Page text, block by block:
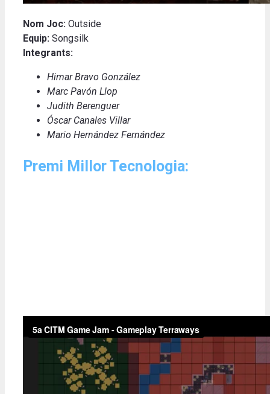
Nom Joc: Outside
Equip: Songsilk
Integrants:
Himar Bravo González
Marc Pavón Llop
Judith Berenguer
Óscar Canales Villar
Mario Hernández Fernández
Premi Millor Tecnologia: